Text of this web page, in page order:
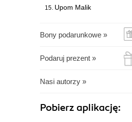
Upom Malik
Bony podarunkowe »
Podaruj prezent »
Nasi autorzy »
Pobierz aplikację: